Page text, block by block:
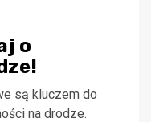
o
są kluczem do
na drodze.